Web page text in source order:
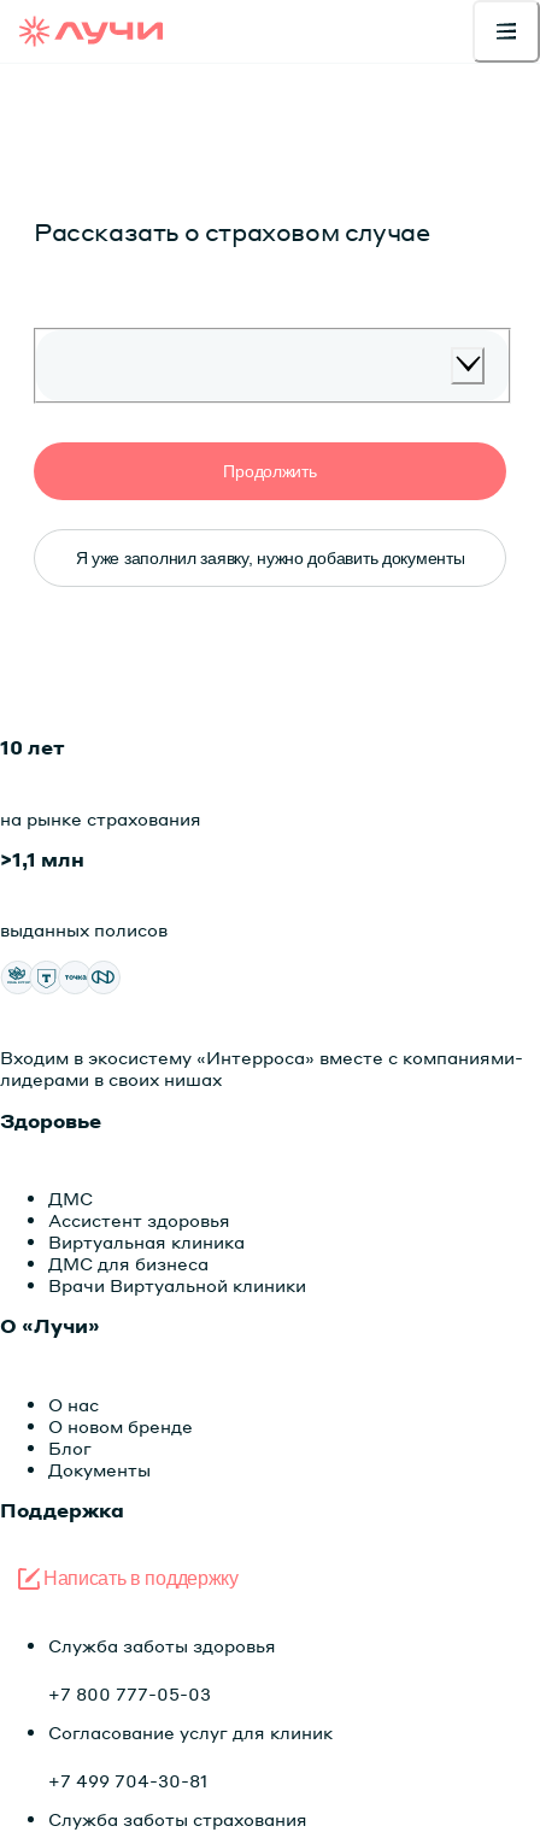
Рассказать о страховом случае
продолжить
Я уже заполнил заявку, нужно добавить документы
10 лет
на рынке страхования
>1,1 млн
выданных полисов
Входим в экосистему «Интерроса» вместе с компаниями-
лидерами в своих нишах
Здоровье
ДМС
Ассистент здоровья
Виртуальная клиника
ДМС для бизнеса
Врачи Виртуальной клиники
О «Лучи»
О нас
О новом бренде
Блог
Документы
Поддержка
Написать в поддержку
Служба заботы здоровья
+7 800 777-05-03
Согласование услуг для клиник
+7 499 704-30-81
Служба заботы страхования